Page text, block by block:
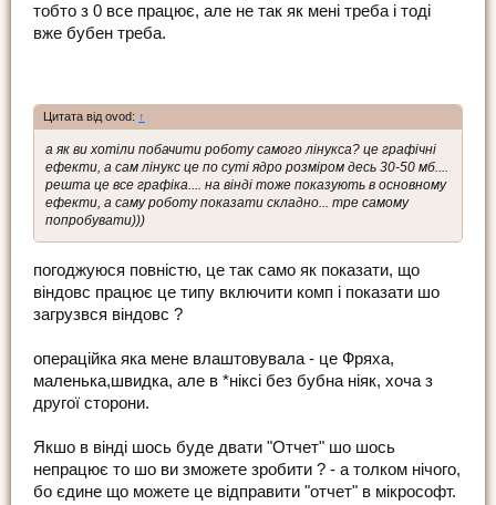
тобто з 0 все працює, але не так як мені треба і тоді
вже бубен треба.
Цитата від ovod: ↑
а як ви хотіли побачити роботу самого лінукса? це графічні
ефекти, а сам лінукс це по суті ядро розміром десь 30-50 мб....
решта це все графіка.... на вінді тоже показують в основному
ефекти, а саму роботу показати складно... тре самому
попробувати)))
погоджуюся повністю, це так само як показати, що
віндовс працює це типу включити комп і показати шо
загрузвся віндовс ?
операційка яка мене влаштовувала - це Фряха,
маленька,швидка, але в *ніксі без бубна ніяк, хоча з
другої сторони.
Якшо в вінді шось буде двати "Отчет" шо шось
непрацює то шо ви зможете зробити ? - а толком нічого,
бо єдине що можете це відправити "отчет" в мікрософт.